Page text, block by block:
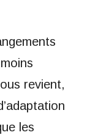
revient,
les